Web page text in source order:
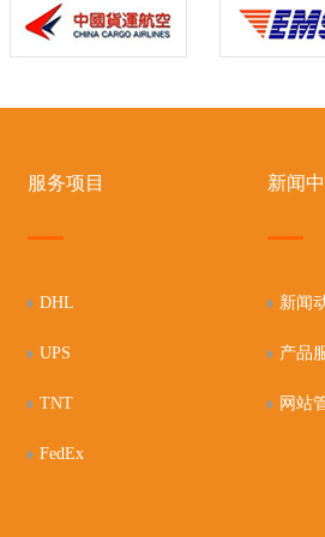
服务项目
DHL
UPS
TNT
FedEx
新闻
新闻
产品
网站